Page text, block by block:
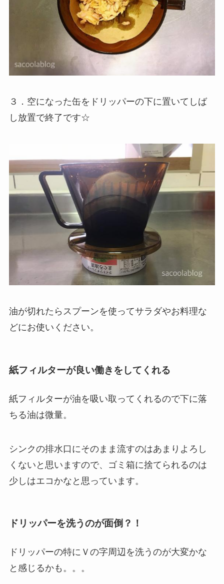
３．空になった缶をドリッパーの下に置いてしば
し放置で終了です☆
油が切れたらスプーンを使ってサラダやお料理な
どにお使いください。
紙フィルターが良い働きをしてくれる
紙フィルターが油を吸い取ってくれるので下に落
ちる油は微量。
シンクの排水口にそのまま流すのはあまりよろし
くないと思いますので、ゴミ箱に捨てられるのは
少しはエコかなと思っています。
ドリッパーを洗うのが面倒？！
ドリッパーの特にＶの字周辺を洗うのが大変かな
と感じるかも。。。